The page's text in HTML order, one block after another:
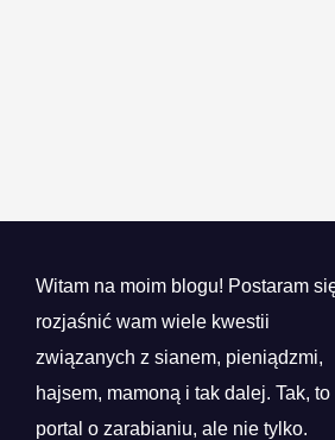
Witam na moim blogu! Postaram
rozjaśnić wam wiele kwestii
związanych z sianem, pieniądzmi,
hajsem, mamoną i tak dalej. Tak, to
portal o zarabianiu, ale nie tylko.